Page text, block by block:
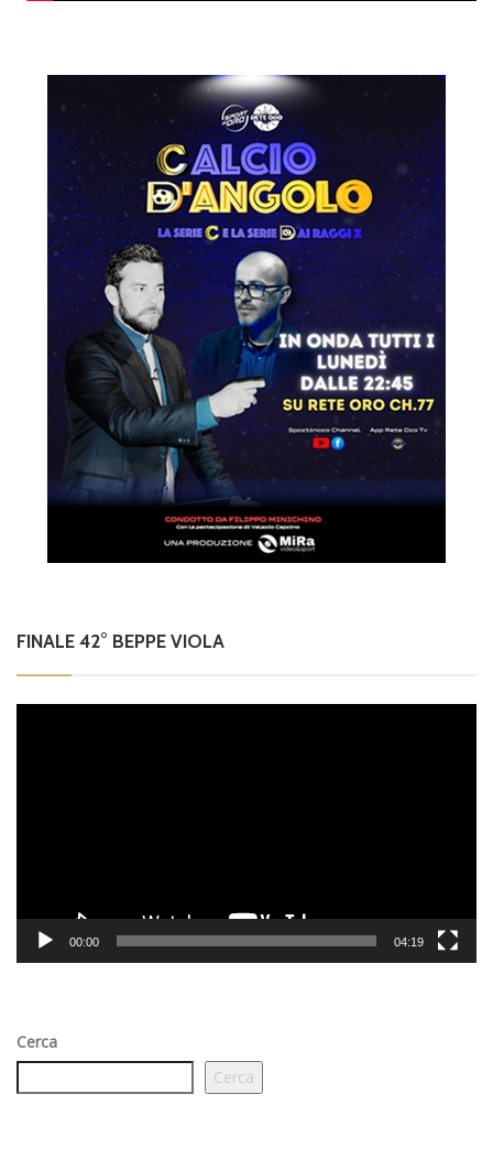
FINALE 42° BEPPE VIOLA
00:00 04:19
Cerca
Cerca